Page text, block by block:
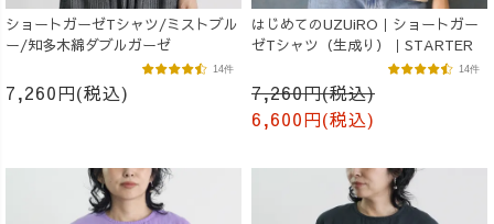
ショートガーゼTシャツ/ミストブル
ー/知多木綿ダブルガーゼ
7,260円(税込)
14件
はじめてのUZUiRO｜ショートガー
ゼTシャツ（生成り）｜STARTER
7,260円(税込)
6,600円(税込)
14件